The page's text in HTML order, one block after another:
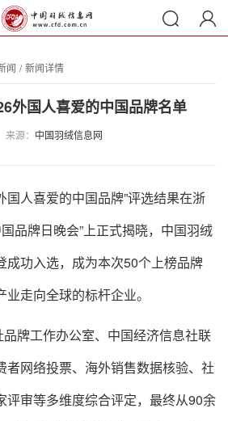
闻 / 新闻详情
外国人喜爱的中国品牌名单
来源： 中国羽绒信息网
国人喜爱的中国品牌”评选结果在浙
品牌日晚会”上正式揭晓，中国羽绒
成功入选，成为本次50个上榜品牌
走向全球的标杆企业。
牌工作办公室、中国经济信息社联
者网络投票、海外销售数据核验、社
评审等多维度综合评定，最终从90余